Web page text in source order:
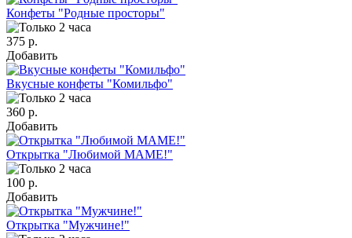
Конфеты "Родные просторы"
375 р.
Добавить
Вкусные конфеты "Комильфо"
360 р.
Добавить
Открытка "Любимой МАМЕ!"
100 р.
Добавить
Открытка "Мужчине!"